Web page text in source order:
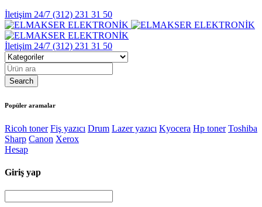
İletişim 24/7 (312) 231 31 50
İletişim 24/7 (312) 231 31 50
Popüler aramalar
Ricoh toner Fiş yazıcı Drum Lazer yazıcı Kyocera Hp toner Toshiba
Sharp Canon Xerox
Hesap
Giriş yap